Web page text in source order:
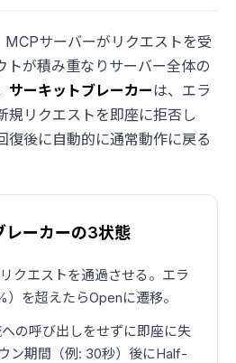
サーバーがリクエストを受
トが積み重なりサーバー全体の
サーキットブレーカーは、エラ
規リクエストを即座に拒否し
復後に自動的に通常動作に戻る
レーカーの3状態
クエストを通過させる。エラ
を超えたらOpenに遷移。
の呼び出しをせずに即座に失
ン期間（例: 30秒）後にHalf-